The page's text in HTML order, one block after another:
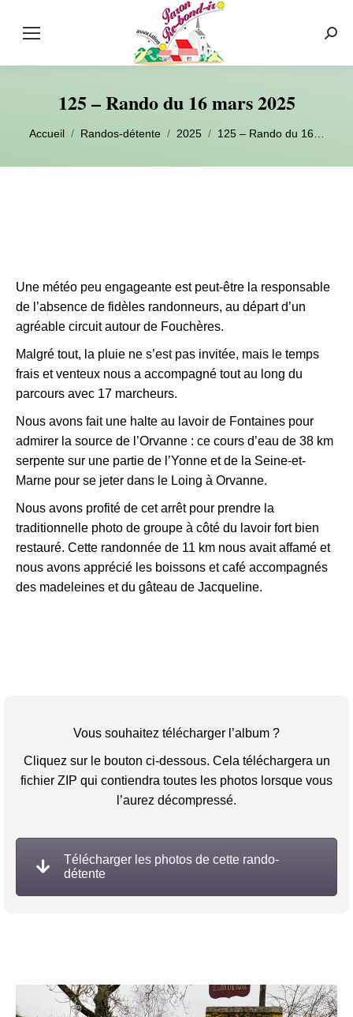
125 – Rando du 16 mars 2025
Accueil Randos-détente 2025 125 – Rando du 16…
Une météo peu engageante est peut-être la responsable
de l’absence de fidèles randonneurs, au départ d’un
agréable circuit autour de Fouchères.
Malgré tout, la pluie ne s’est pas invitée, mais le temps
frais et venteux nous a accompagné tout au long du
parcours avec 17 marcheurs.
Nous avons fait une halte au lavoir de Fontaines pour
admirer la source de l’Orvanne : ce cours d’eau de 38 km
serpente sur une partie de l’Yonne et de la Seine-et-
Marne pour se jeter dans le Loing à Orvanne.
Nous avons profité de cet arrêt pour prendre la
traditionnelle photo de groupe à côté du lavoir fort bien
restauré. Cette randonnée de 11 km nous avait affamé et
nous avons apprécié les boissons et café accompagnés
des madeleines et du gâteau de Jacqueline.
Vous souhaitez télécharger l’album ?
Cliquez sur le bouton ci-dessous. Cela téléchargera un
fichier ZIP qui contiendra toutes les photos lorsque vous
l’aurez décompressé.
Télécharger les photos de cette rando-
détente